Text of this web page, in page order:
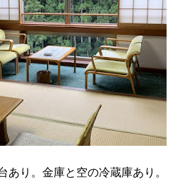
あり。金庫と空の冷蔵庫あり。